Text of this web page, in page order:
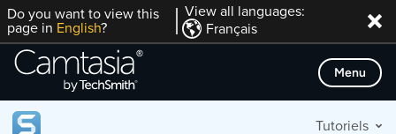
Passer
directement
contenu
Do you want to view this
page in English?
View all languages:
Français
Menu
Tutoriels